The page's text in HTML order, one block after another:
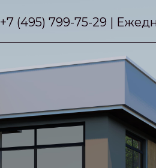
+7 (495) 799-75-29 |